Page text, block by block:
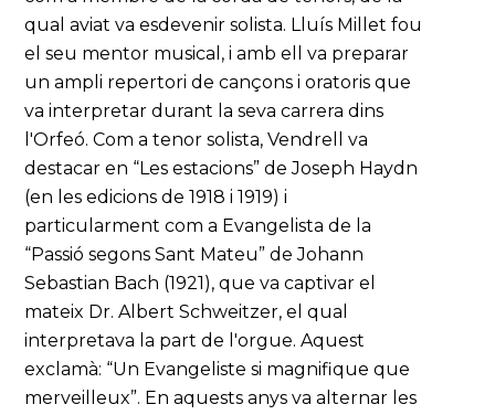
qual aviat va esdevenir solista. Lluís Millet fou
el seu mentor musical, i amb ell va preparar
un ampli repertori de cançons i oratoris que
va interpretar durant la seva carrera dins
l'Orfeó. Com a tenor solista, Vendrell va
destacar en “Les estacions” de Joseph Haydn
(en les edicions de 1918 i 1919) i
particularment com a Evangelista de la
“Passió segons Sant Mateu” de Johann
Sebastian Bach (1921), que va captivar el
mateix Dr. Albert Schweitzer, el qual
interpretava la part de l'orgue. Aquest
exclamà: “Un Evangeliste si magnifique que
merveilleux”. En aquests anys va alternar les